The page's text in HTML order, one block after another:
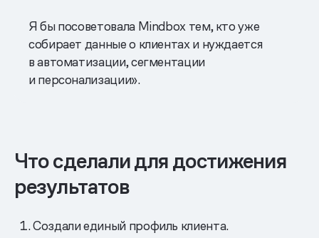
Я бы посоветовала Mindbox тем, кто уже
собирает данные о клиентах и нуждается
в автоматизации, сегментации
и персонализации».
Что сделали для достижения
результатов
Создали единый профиль клиента.